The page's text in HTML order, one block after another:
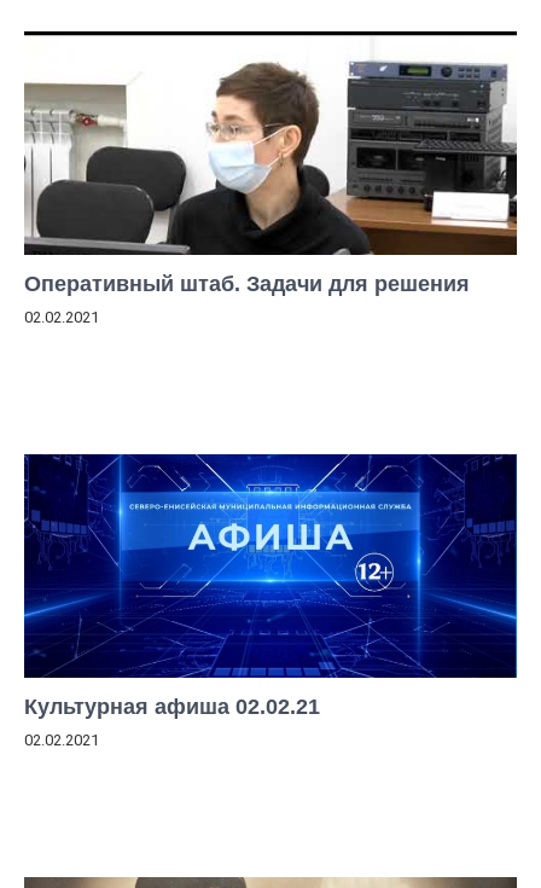
Оперативный штаб. Задачи для решения
02.02.2021
Культурная афиша 02.02.21
02.02.2021